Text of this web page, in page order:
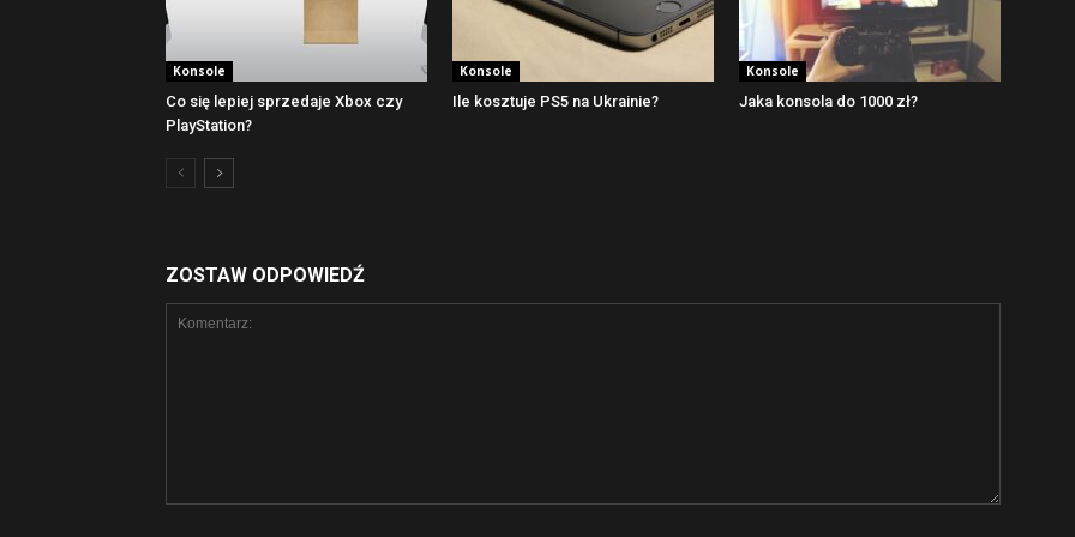
Konsole
Co się lepiej sprzedaje Xbox czy
PlayStation?
Konsole
Ile kosztuje PS5 na Ukrainie?
Konsole
Jaka konsola do 1000 zł?
ZOSTAW ODPOWIEDŹ